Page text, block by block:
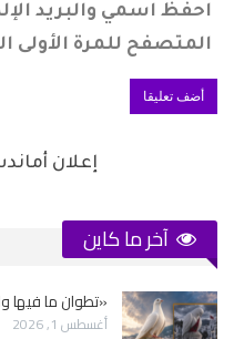
احفظ اسمي والبريد
المتصفح للمرة الأولى
آخر ما كاين
«تطوان ما فيها
أغسطس 1, 2026